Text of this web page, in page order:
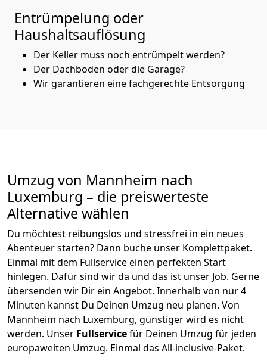
Entrümpelung oder
Haushaltsauflösung
Der Keller muss noch entrümpelt werden?
Der Dachboden oder die Garage?
Wir garantieren eine fachgerechte Entsorgung
Umzug von Mannheim nach
Luxemburg – die preiswerteste
Alternative wählen
Du möchtest reibungslos und stressfrei in ein neues
Abenteuer starten? Dann buche unser Komplettpaket.
Einmal mit dem Fullservice einen perfekten Start
hinlegen. Dafür sind wir da und das ist unser Job. Gerne
übersenden wir Dir ein Angebot. Innerhalb von nur4
Minuten kannst Du Deinen Umzug neu planen. Von
Mannheim nach Luxemburg, günstiger wird es nicht
werden. Unser Fullservicefür Deinen Umzug für jeden
europaweiten Umzug. Einmal das All-inclusive-Paket.